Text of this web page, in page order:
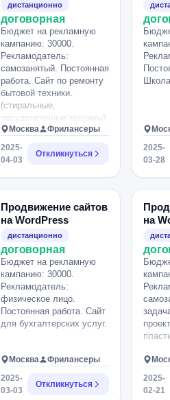
отдельный поддомен (НЕ
мультисайт). Что
требуется: • Провести
аудит текущего сайта (на
WordPress) и устранить
технические ошибки. •
Оптимизировать сайт для
поисковых систем
(внутренняя SEO-
поддоменами, скорость
загрузки и т.д.). •
Настроить корректную
данные, адаптацию под
мобильные устройства и
т.п. • Настроить
аналитику (желательно
— с пониманием e-
commerce-фаннелей). •
Принимать участие в
развитии проекта на
постоянной основе.
Формат сотрудничества:
• Идеально —
оплатой в виде процента
от продаж. • Возможна
фиксированная оплата за
стартовую доработку и
дистанционно
договорная
Бюджет на рекламную
кампанию: 30000.
Рекламодатель:
самозанятый. Постоянная
работа. Сайт по ремонту
бытовой техники.
(стиральные,
посудомоечные машины).
надо вывести в топ
google и получать
целевые лиды на ремонт
Москва
Фрилансеры
2025-
04-03
Откликнуться
2025-
03-28
Продвижение сайтов
на WordPress
дистанционно
договорная
Бюджет на рекламную
кампанию: 30000.
Рекламодатель:
физическое лицо.
Постоянная работа. Сайт
для бухгалтерских услуг.
Москва
Фрилансеры
2025-
03-03
Откликнуться
на
2025-
02-21